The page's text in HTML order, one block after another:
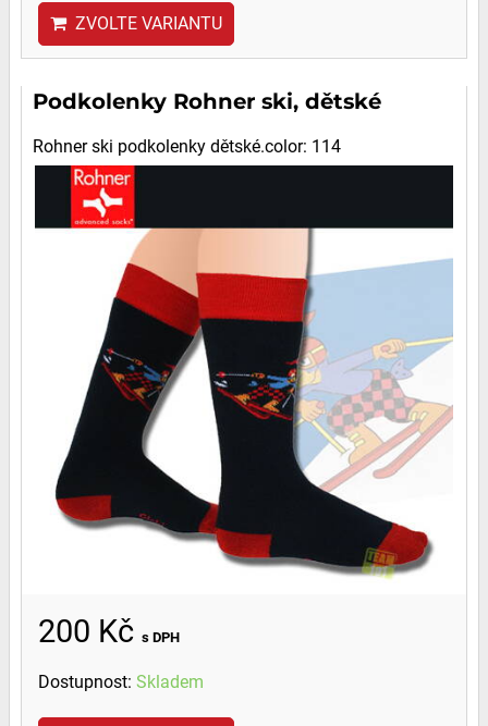
ZVOLTE VARIANTU
Podkolenky Rohner ski, dětské
Rohner ski podkolenky dětské.color: 114
200 Kč s DPH
Dostupnost: Skladem